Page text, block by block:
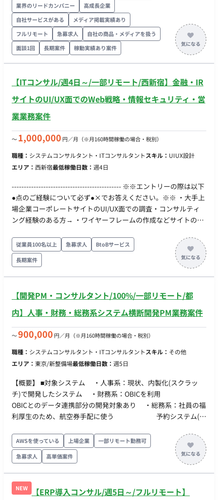
なレポート ・事業推進に伴う社内折衝および実務（事務作業を
含む）のハンズオン対応
業界のリードカンパニー
高成長企業
自社サービスがある
メディア掲載実績あり
フルリモート
急募求人
自社の商品・メディアを扱う
面談1回
長期案件 稼動実績あり案件
【ITコンサル/週4日～/一部リモート/西新宿】金融・IR
サイトのUI/UX面でのWeb戦略・情報セキュリティ・営
業業務案件
〜1,000,000 円／月 （※月160時間稼働の場合・税別）
職種： システムコンサルタント・ITコンサルタントスキル： UIUX設計
エリア： 西新宿最低稼働日数： 週4日
--------------------------------------------- ※※エントリーの際は以下
●点のご経験について必ず●×でお答えください。※※ ・大手上
場企業コーポレートサイトのUI/UX面での調査・コンサルティ
ング経験のある方→ ・ワイヤーフレームの作成などサイトの設
Webコンサル・開発経験→ ・上場企業のIR経験、またはIRサイ
トコンサルティング経験、或いは個人投資等で企業情報をよく
ご覧になりますでしょうか。→ ・生成AI（ChatGPT等）が作成
したアウトプット（構成案やコード等）に対し、技術的な妥当
客への提案資料作成、および論理的な説明（プレゼン）を含む
コンサルティング業務、営業提案等の実務経験はありますか？
れているため） → ・日常的に複数の金融サービス（ネット証
を行う習慣はありますか？(自発的に動いた頂ける方を重視して
いるため) → --------------------------------------------- ■具体的な業
よびUI/UX面での調査・分析 2.・分析結果に基づいたITコンサル
ティングおよび改善提案資料の作成（Excel、PowerPoint） 3.
クライアント企業とのメール・電話による連絡（資料の送受
信、打ち合わせ日程調整） 4. オンラインまたは訪問による営業
活動およびコンサルティング打ち合わせ（頻度は週に10件程
度） 5. 打ち合わせ議事録の作成。クライアント企業の要望のと
りまとめ。 6. その他付随する事務作業 ■使用ツール ・メール、
Backlog、Slack ・Excel、PowerPoint ・場合によっては
日：平日週4日～5日 ・時間帯の指定：9時半～17時。1日6.5時
従業員100名以上 急募求人
BtoBサービス
長期案件
【開発PM・コンサルタント/100%/一部リモート/都
内】人事・財務・総務系システム横断開発PM業務案件
〜900,000 円／月 （※月160時間稼働の場合・税別）
職種： システムコンサルタント・ITコンサルタントスキル： その他
エリア： 東京/新整備場最低稼働日数： 週5日
【概要】 ■対象システム ・人事系：現状、内製化(スクラッ
チ)で開発したシステム ・財務系：OBICを利用
OBICとのデータ連携部分の開発対象あり ・総務系：社員の福
利厚生のため、航空券手配に使う 予約システム(内
内IT部門と業務支援で入るSESで内製開発したもの。 ■技術要素
・DB ： PostgreSQL ・開発言語 ： C#、
Java、PHP、C++など ・環境 ： AWS（一部オンプレ
あり） ■期待役割 ・リーダー（一般的なPMと考えてくださ
い） チームの運営 業務部門調整 他領域チームと
の調整 顧客社内調整
AWSを使っている 上場企業
一部リモート勤務可
急募求人
高単価案件
NEW
【ERP導入コンサル/週5日～/フルリモート】